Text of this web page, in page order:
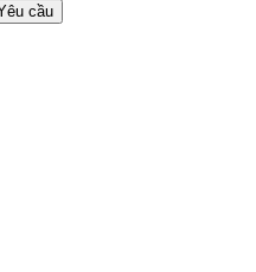
cầu